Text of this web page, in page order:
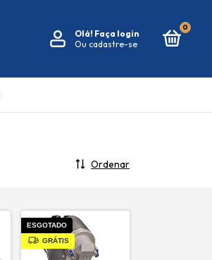
Olá! Faça login
Ou cadastre-se
0
Ordenar
ESGOTADO
GRÁTIS